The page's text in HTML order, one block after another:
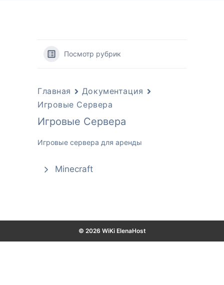
Посмотр рубрик
Главная
Документация
Игровые Сервера
Игровые Сервера
Игровые сервера для аренды
Minecraft
© 2026 WiKi ElenaHost